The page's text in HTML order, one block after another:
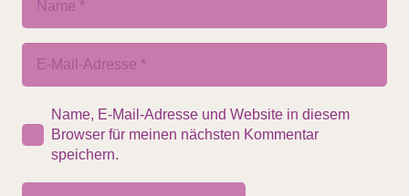
Name, E-Mail-Adresse und Website in diesem
Browser für meinen nächsten Kommentar
speichern.